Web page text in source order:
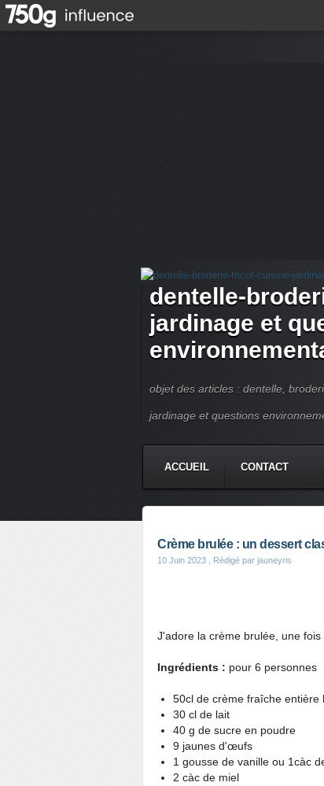
dentelle-
jardinage et
objet des articles : dentelle,
jardinage et questions
ACCUEIL CONTACT
Crème brulée : un dessert
10 Juin 2023 , Rédigé par jauneyris
J'adore la crème brulée, une
Ingrédients : pour 6 personnes
50cl de crème fraîche entière
30 cl de lait
40 g de sucre en poudre
9 jaunes d'œufs
1 gousse de vanille ou 1càc
2 càc de miel